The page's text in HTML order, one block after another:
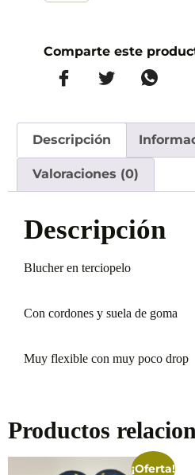
Comparte este
Descripción
Valoraciones (0)
Descripción
Blucher en terciopelo
Con cordones y suela de goma
Muy flexible con muy poco drop
Productos
¡Oferta!